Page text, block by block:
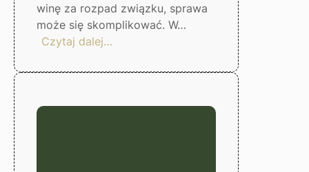
winę za rozpad związku, sprawa
może się skomplikować. W…
Czytaj dalej…
z
małżonka